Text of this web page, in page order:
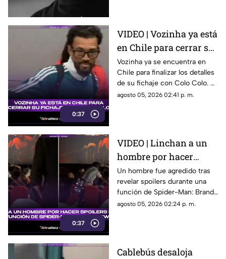
0:37
VIDEO | Vozinha ya está
en Chile para cerrar su
fichaje con Colo Colo
Vozinha ya se encuentra en
Chile para finalizar los detalles
de su fichaje con Colo Colo. El
momento fue captado en
agosto 05, 2026 02:41 p. m.
0:37
VIDEO | Linchan a un
hombre por hacer
spoilers durante la
función de Spider-Man:
Brand New Day
Un hombre fue agredido tras
revelar spoilers durante una
función de Spider-Man: Brand
New Day. El momento quedó
agosto 05, 2026 02:24 p. m.
Cablebús desaloja